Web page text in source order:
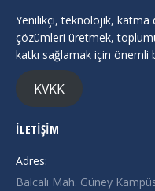
Yenilikçi, teknolojik, katma
çözümleri üretmek,
katkı sağlamak için önemli
KVKK
İLETİŞİM
Adres:
Balcalı Mah. Güney